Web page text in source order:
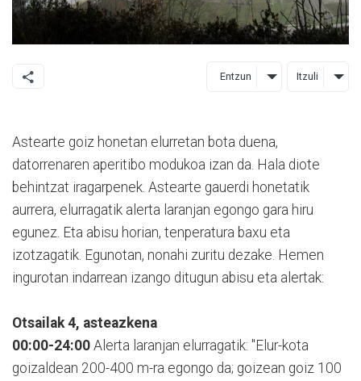
Entzun Itzuli
Astearte goiz honetan elurretan bota duena,
datorrenaren aperitibo modukoa izan da. Hala diote
behintzat iragarpenek. Astearte gauerdi honetatik
aurrera, elurragatik alerta laranjan egongo gara hiru
egunez. Eta abisu horian, tenperatura baxu eta
izotzagatik. Egunotan, nonahi zuritu dezake. Hemen
ingurotan indarrean izango ditugun abisu eta alertak:
Otsailak 4, asteazkena
00:00-24:00 Alerta laranjan elurragatik: "Elur-kota
goizaldean 200-400 m-ra egongo da; goizean goiz 100